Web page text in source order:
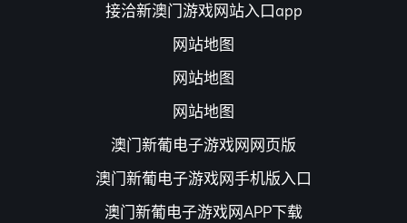
接洽新澳门游戏网站入口app
网站地图
网站地图
网站地图
澳门新葡电子游戏网网页版
澳门新葡电子游戏网手机版入口
澳门新葡电子游戏网APP下载